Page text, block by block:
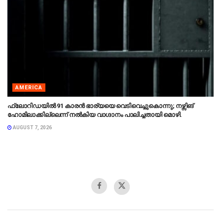
AMERICA
ഫ്ലോറിഡയിൽ 91 കാരൻ ഭാര്യയെ വെടിവെച്ചുകൊന്നു; നഴ്സിങ്
ഹോമിലാക്കില്ലെന്ന് നൽകിയ വാഗ്ദാനം പാലിച്ചതായി മൊഴി.
AUGUST 7, 2026